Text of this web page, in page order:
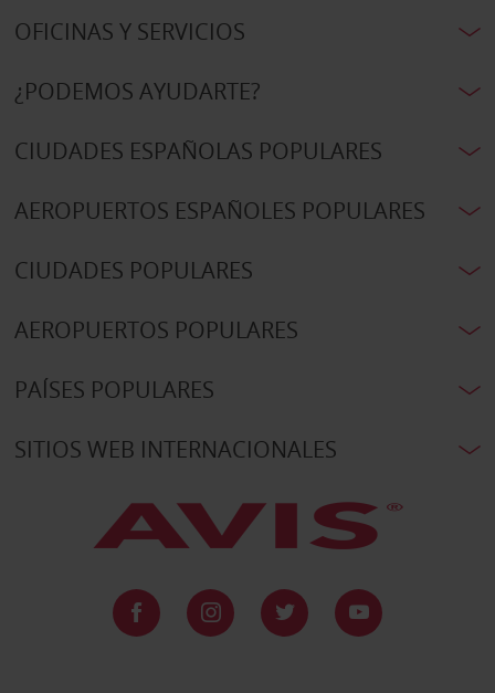
OFICINAS Y SERVICIOS
¿PODEMOS AYUDARTE?
CIUDADES ESPAÑOLAS POPULARES
AEROPUERTOS ESPAÑOLES POPULARES
CIUDADES POPULARES
AEROPUERTOS POPULARES
PAÍSES POPULARES
SITIOS WEB INTERNACIONALES